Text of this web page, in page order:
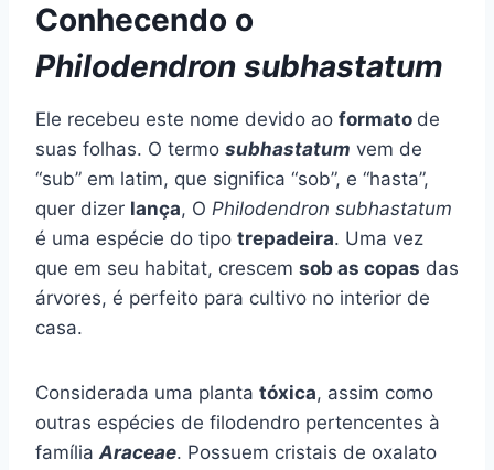
Conhecendo o
Philodendron subhastatum
Ele recebeu este nome devido ao formato de
suas folhas. O termo subhastatum vem de
“sub” em latim, que significa “sob”, e “hasta”,
quer dizer lança, O Philodendron subhastatum
é uma espécie do tipo trepadeira. Uma vez
que em seu habitat, crescem sob as copas das
árvores, é perfeito para cultivo no interior de
casa.
Considerada uma planta tóxica, assim como
outras espécies de filodendro pertencentes à
famíliaAraceae. Possuem cristais de oxalato